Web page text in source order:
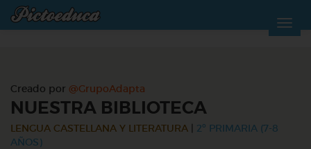
Creado por @GrupoAdapta
NUESTRA BIBLIOTECA
LENGUA CASTELLANA Y LITERATURA
2º PRIMARIA (7-8
AÑOS)